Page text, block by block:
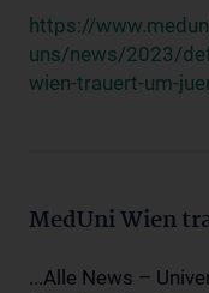
https://
uns/news/2023/
wien-trauert-um-
MedUni Wien
...Alle News –